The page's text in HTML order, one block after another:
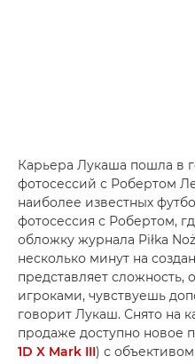
Карьера Лукаша пошла в
фотосессий с Робертом
наиболее известных
фотосессия с Робертом,
обложку журнала Piłka
несколько минут на
представляет сложность,
игроками, чувствуешь
говорит Лукаш. Снято на
продаже доступно новое
1D X Mark III) с объективом